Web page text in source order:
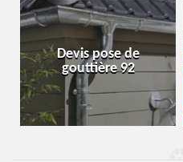
Bâchage de toiture 92